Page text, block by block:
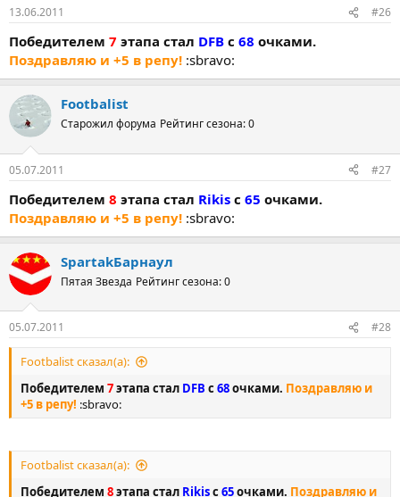
13.06.2011 #26
Победителем 7 этапа стал DFB с 68 очками.
Поздравляю и +5 в репу! :sbravo:
Footbalist
Старожил форума Рейтинг сезона: 0
05.07.2011 #27
Победителем 8 этапа стал Rikis с 65 очками.
Поздравляю и +5 в репу! :sbravo:
SpartakБарнаул
Пятая Звезда Рейтинг сезона: 0
05.07.2011 #28
Footbalist сказал(а):
Победителем 7этапа стал DFB с68очками. Поздравляю и
+5 в репу! :sbravo:
Footbalist сказал(а):
Победителем 8этапа стал Rikisс65очками. Поздравляю и